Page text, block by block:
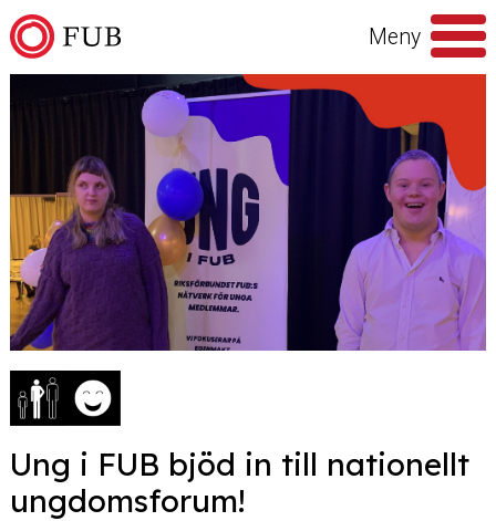
Hoppa till innehåll
Meny
Ung i FUB bjöd in till nationellt
ungdomsforum!